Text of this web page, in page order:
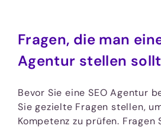
Fragen, die man
Agentur stellen
Bevor Sie eine SEO Agentur
Sie gezielte Fragen stellen,
Kompetenz zu prüfen. Fragen